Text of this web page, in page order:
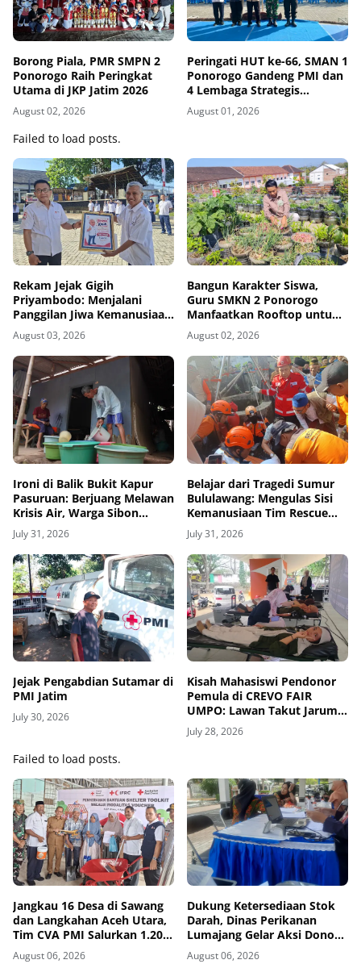
Borong Piala, PMR SMPN 2
Ponorogo Raih Peringkat
Utama di JKP Jatim 2026
August 02, 2026
Peringati HUT ke-66, SMAN 1
Ponorogo Gandeng PMI dan
4 Lembaga Strategis
Tegakkan Sekolah
Berintegritas, Sesmenko
August 01, 2026
Failed to load posts.
Rekam Jejak Gigih
Priyambodo: Menjalani
Panggilan Jiwa Kemanusiaan
dari Bangku Sekolah hingga
Purna Tugas di PMI
August 03, 2026
Bangun Karakter Siswa,
Guru SMKN 2 Ponorogo
Manfaatkan Rooftop untuk
Ketahanan Pangan
August 02, 2026
Ironi di Balik Bukit Kapur
Pasuruan: Berjuang Melawan
Krisis Air, Warga Sibon
Bertahan Hidup Lewat
Selang Kemanusiaan
July 31, 2026
Belajar dari Tragedi Sumur
Bululawang: Mengulas Sisi
Kemanusiaan Tim Rescue
dan Pentingnya Amankan
Sumur Aktif di Permukiman
July 31, 2026
Jejak Pengabdian Sutamar di
PMI Jatim
July 30, 2026
Kisah Mahasiswi Pendonor
Pemula di CREVO FAIR
UMPO: Lawan Takut Jarum
Suntik demi Kemanusiaan
July 28, 2026
Failed to load posts.
Jangkau 16 Desa di Sawang
dan Langkahan Aceh Utara,
Tim CVA PMI Salurkan 1.200
Paket Shelter Toolkit
August 06, 2026
Dukung Ketersediaan Stok
Darah, Dinas Perikanan
Lumajang Gelar Aksi Donor
Darah
August 06, 2026